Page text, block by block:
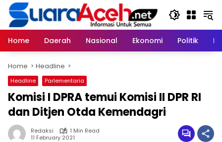
Skip
content
Home
Daerah Nasional Ekonomi Politik
Home Headline
Headline Parlementaria
Komisi I DPRA temui Komisi II DPR RI
dan Ditjen Otda Kemendagri
Redaksi
1 Min Read
11 February 2021